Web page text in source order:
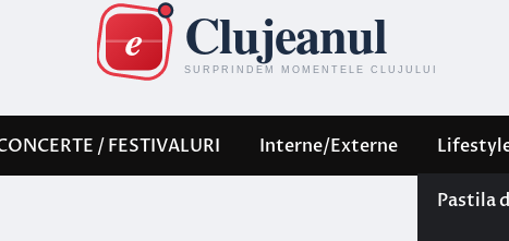
/ FESTIVALURI Interne/Externe
Pastila